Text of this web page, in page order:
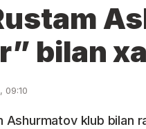
bilan
09:10
Ashurmatov klub bilan